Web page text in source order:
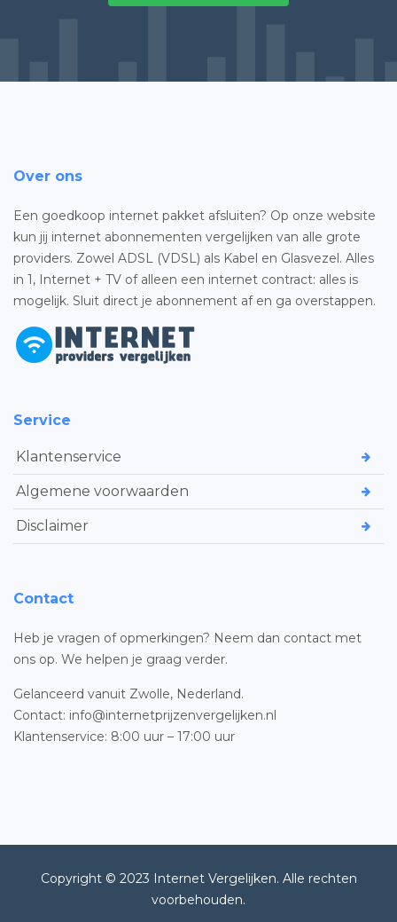
Over ons
Een goedkoop internet pakket afsluiten? Op onze website
kun jij internet abonnementen vergelijken van alle grote
providers. Zowel ADSL (VDSL) als Kabel en Glasvezel. Alles
in 1, Internet + TV of alleen een internet contract: alles is
mogelijk. Sluit direct je abonnement af en ga overstappen.
Service
Klantenservice
Algemene voorwaarden
Disclaimer
Contact
Heb je vragen of opmerkingen? Neem dan contact met
ons op. We helpen je graag verder.
Gelanceerd vanuit Zwolle, Nederland.
Contact: info@internetprijzenvergelijken.nl
Klantenservice: 8:00 uur – 17:00 uur
Copyright © 2023 Internet Vergelijken. Alle rechten
voorbehouden.